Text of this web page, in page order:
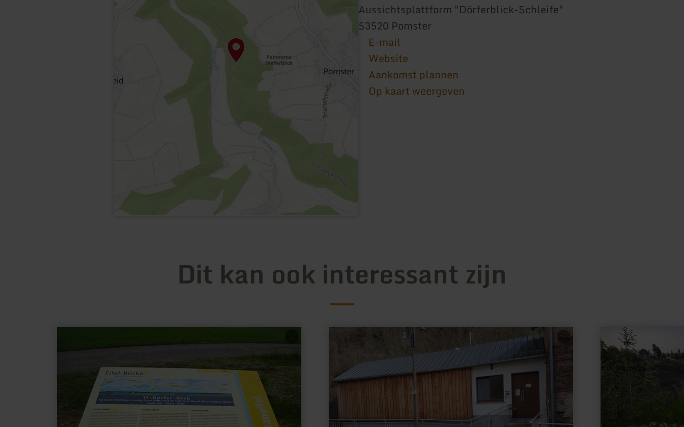
Aussichtsplattform "Dörferblick-Schleife"
53520 Pomster
E-mail
Website
Aankomst plannen
Op kaart weergeven
Dit kan ook interessant zijn
informatie
over:
Eppelsberg